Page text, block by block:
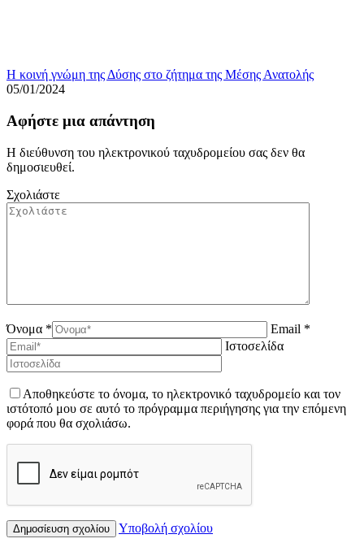
Η κοινή γνώμη της Δύσης στο ζήτημα της Μέσης Ανατολής
05/01/2024
Αφήστε μια απάντηση
Η διεύθυνση του ηλεκτρονικού ταχυδρομείου σας δεν θα
δημοσιευθεί.
Σχολιάστε
Όνομα *
Email *
Ιστοσελίδα
Αποθηκεύστε το όνομα, το ηλεκτρονικό ταχυδρομείο και τον
ιστότοπό μου σε αυτό το πρόγραμμα περιήγησης για την επόμενη
φορά που θα σχολιάσω.
Υποβολή σχολίου